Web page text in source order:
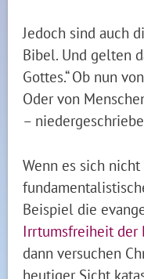
Jedoch sind auch
Bibel. Und gelten
Gottes.“ Ob nun
Oder von
–
Wenn es sich
Beispiel die
Irrtumsfreiheit der
dann versuchen
heutiger Sicht